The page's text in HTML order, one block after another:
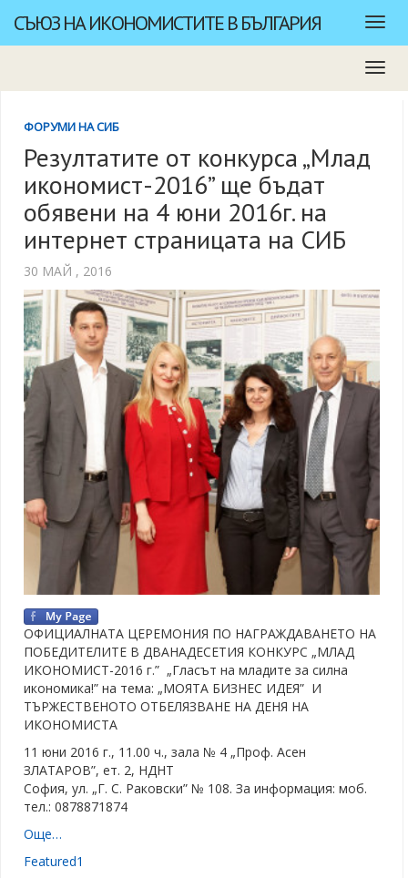
СЪЮЗ НА ИКОНОМИСТИТЕ В БЪЛГАРИЯ
ФОРУМИ НА СИБ
Резултатите от конкурса „Млад
икономист-2016” ще бъдат
обявени на 4 юни 2016г. на
интернет страницата на СИБ
30 МАЙ , 2016
ОФИЦИАЛНАТА ЦЕРЕМОНИЯ ПО НАГРАЖДАВАНЕТО НА
ПОБЕДИТЕЛИТЕ В ДВАНАДЕСЕТИЯ КОНКУРС „МЛАД
ИКОНОМИСТ-2016 г.” „Гласът на младите за силна
икономика!” на тема: „МОЯТА БИЗНЕС ИДЕЯ” И
ТЪРЖЕСТВЕНОТО ОТБЕЛЯЗВАНЕ НА ДЕНЯ НА
ИКОНОМИСТА
11 юни 2016 г., 11.00 ч., зала № 4 „Проф. Асен
ЗЛАТАРОВ”, ет. 2, НДНТ
София, ул. „Г. С. Раковски” № 108. За информация: моб.
тел.: 0878871874
Още…
Featured1